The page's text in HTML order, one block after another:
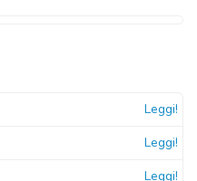
Leggi!
Leggi!
Leggi!